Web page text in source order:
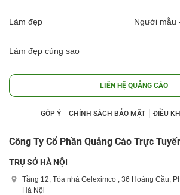
Làm đẹp Người mẫu
Làm đẹp cùng sao
LIÊN HỆ QUẢNG CÁO
GÓP Ý CHÍNH SÁCH BẢO MẬT ĐIỀU
Công Ty Cổ Phần Quảng Cáo Trực
TRỤ SỞ HÀ NỘI
Tầng 12, Tòa nhà Geleximco , 36 Hoàng Cầu,
Hà Nội